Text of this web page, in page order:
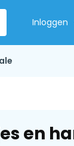
Inloggen
en